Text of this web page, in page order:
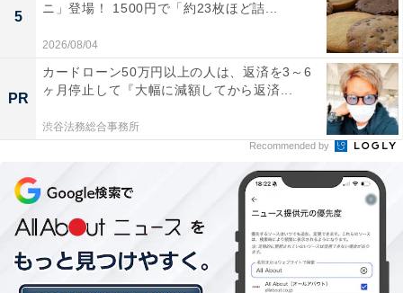
5
ニ」登場！ 1500円で「約23枚ほど詰...
2026/08/04
PR
カードローン50万円以上の人は、返済を3～6
ヶ月停止して『大幅に減額してから返済...
渋谷法務総合事務所
Recommended by